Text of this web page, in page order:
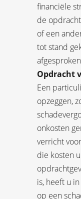
financiële
de
of een
tot stand
Opdracht
Een
opzeggen,
onkosten
verricht
die kosten
is, heeft u
op een